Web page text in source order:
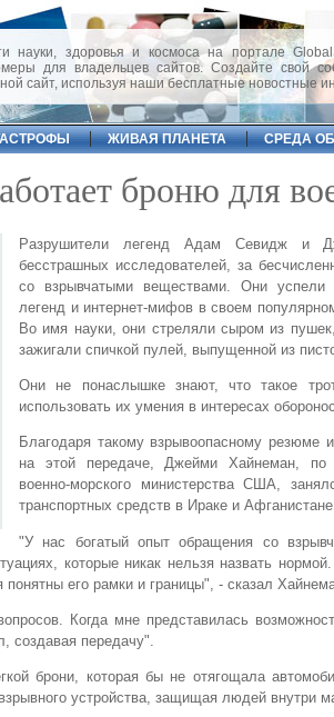
науки, здоровья и космоса на портале
для владельцев сайтов. Создайте свой
сайт, используя наши бесплатные новостные
ЖИВАЯ ПЛАНЕТА СРЕДА
броню для
Разрушители легенд Адам Севидж и
бесстрашных исследователей, за
со взрывчатыми веществами. Они успели
легенд и интернет-мифов в своем
Во имя науки, они стреляли сыром из
зажигали спичкой пулей, выпущенной из
Они не понаслышке знают, что такое
использовать их умения в интересах
Благодаря такому взрывоопасному резюме
на этой передаче, Джейми Хайнеман, по
военно-морского министерства США,
транспортных средств в Ираке и
"У нас богатый опыт обращения со
которые никак нельзя назвать
его рамки и границы", - сказал
Когда мне представилась
создавая передачу".
брони, которая бы не отягощала
устройства, защищая людей внутри